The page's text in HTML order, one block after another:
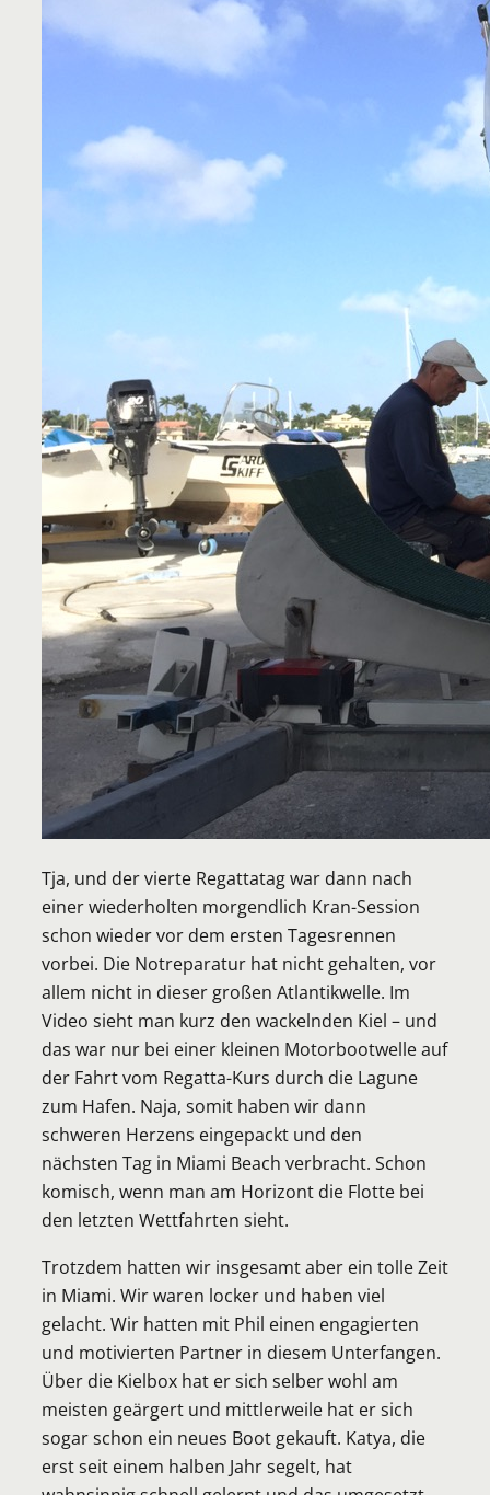
Tja, und der vierte Regattatag war dann nach
einer wiederholten morgendlich Kran-Session
schon wieder vor dem ersten Tagesrennen
vorbei. Die Notreparatur hat nicht gehalten, vor
allem nicht in dieser großen Atlantikwelle. Im
Video sieht man kurz den wackelnden Kiel – und
das war nur bei einer kleinen Motorbootwelle auf
der Fahrt vom Regatta-Kurs durch die Lagune
zum Hafen. Naja, somit haben wir dann
schweren Herzens eingepackt und den
nächsten Tag in Miami Beach verbracht. Schon
komisch, wenn man am Horizont die Flotte bei
den letzten Wettfahrten sieht.
Trotzdem hatten wir insgesamt aber ein tolle Zeit
in Miami. Wir waren locker und haben viel
gelacht. Wir hatten mit Phil einen engagierten
und motivierten Partner in diesem Unterfangen.
Über die Kielbox hat er sich selber wohl am
meisten geärgert und mittlerweile hat er sich
sogar schon ein neues Boot gekauft. Katya, die
erst seit einem halben Jahr segelt, hat